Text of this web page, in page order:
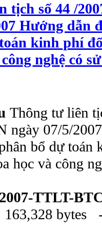
tịch số 44 /
Hướng dẫn
kinh phí
nghệ có
Thông tư liên
ngày 07/5/
bổ dự toán
học và công
TTLT-
163,328